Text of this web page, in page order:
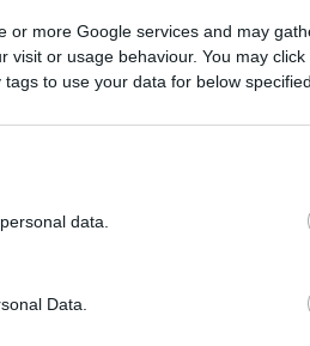
or more Google services and may
visit or usage behaviour. You may
to use your data for below
data.
Data.